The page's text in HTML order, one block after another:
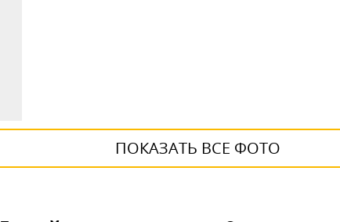
ПОКАЗАТЬ ВСЕ ФОТО